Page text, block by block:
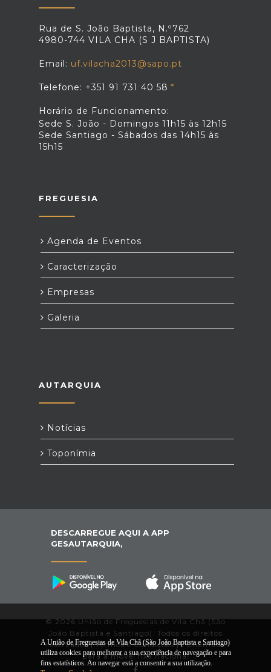
Rua de S. João Baptista, N.º762
4980-744 VILA CHA (S J BAPTISTA)
Email: uf.vilacha2013@sapo.pt
Telefone: +351 91 731 40 58
Horário de Funcionamento:
Sede S. João - Domingos 11h15 às 12h15
Sede Santiago - Sábados das 14h15 às
15h15
FREGUESIA
Agenda de Eventos
Caracterização
Empresas
Galeria
AUTARQUIA
Notícias
Toponímia
DESCARREGUE AQUI A APP
GESAUTARQUIA,
© 2026 União de Freguesias de Vila Chã (São
João Baptista e Santiago). Todos os direitos
reservados |Termos e Condições|*Chamada
para a móvel fixa nacional
A União de Freguesias de Vila Chã (São João Baptista e Santiago)
utiliza cookies para melhorar a sua experiência de navegação e para
fins estatísticos. Ao navegar está a consentir a sua utilização.